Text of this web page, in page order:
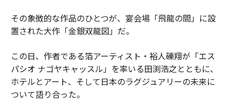
その象徴的な作品のひとつが、宴会場「飛龍の間」に設
置された大作「金銀双龍図」だ。
この日、作者である箔アーティスト・裕人礫翔が「エス
パシオ ナゴヤキャッスル」を率いる田渕浩之とともに、
ホテルとアート、そして日本のラグジュアリーの未来に
ついて語り合った。